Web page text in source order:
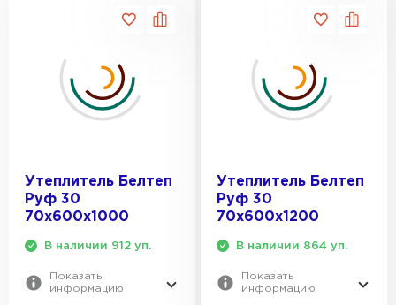
Утеплитель Белтеп
Руф 30
70х600х1000
В наличии 912 уп.
Показать
информацию
Утеплитель Белтеп
Руф 30
70х600х1200
В наличии 864 уп.
Показать
информацию
ПЕРЕЙТИ
Утеплитель Юматекс Термо
ПЕРЕЙТИ